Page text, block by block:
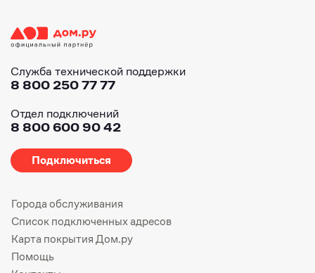
Служба технической поддержки
8 800 250 77 77
Отдел подключений
8 800 600 90 42
Подключиться
Города обслуживания
Список подключенных адресов
Карта покрытия Дом.ру
Помощь